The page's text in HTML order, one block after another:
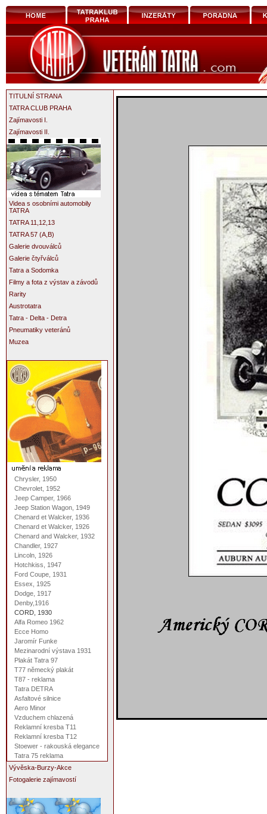
TITULNÍ STRANA
TATRA CLUB PRAHA
Zajímavosti I.
Zajímavosti II.
Videa s osobními automobily
TATRA
TATRA 11,12,13
TATRA 57 (A,B)
Galerie dvouválců
Galerie čtyřválců
Tatra a Sodomka
Filmy a fota z výstav a závodů
Rarity
Austrotatra
Tatra - Delta - Detra
Pneumatiky veteránů
Muzea
Chrysler, 1950
Chevrolet, 1952
Jeep Camper, 1966
Jeep Station Wagon, 1949
Chenard et Walcker, 1936
Chenard et Walcker, 1926
Chenard and Walcker, 1932
Chandler, 1927
Lincoln, 1926
Hotchkiss, 1947
Ford Coupe, 1931
Essex, 1925
Dodge, 1917
Denby,1916
CORD, 1930
Alfa Romeo 1962
Ecce Homo
Jaromír Funke
Mezinarodní výstava 1931
Plakát Tatra 97
T77 německý plakát
T87 - reklama
Tatra DETRA
Asfaltové silnice
Aero Minor
Vzduchem chlazená
Reklamní kresba T11
Reklamní kresba T12
Stoewer - rakouská elegance
Tatra 75 reklama
Vývěska-Burzy-Akce
Fotogalerie zajímavostí